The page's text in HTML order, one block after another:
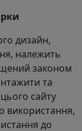
дизайн,
належить
законом
та
сайту
використання,
до